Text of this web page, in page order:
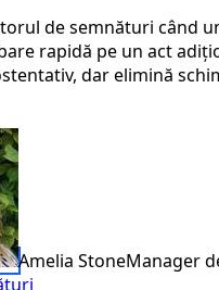
de semnături când
rapidă pe un act
dar elimină
Amelia StoneManager